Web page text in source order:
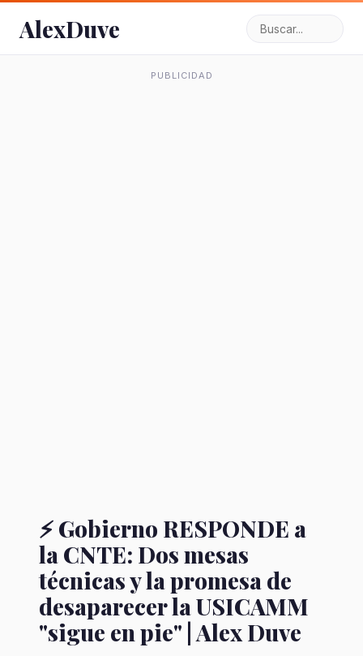
AlexDuve
PUBLICIDAD
⚡ Gobierno RESPONDE a
la CNTE: Dos mesas
técnicas y la promesa de
desaparecer la USICAMM
"sigue en pie" | Alex Duve